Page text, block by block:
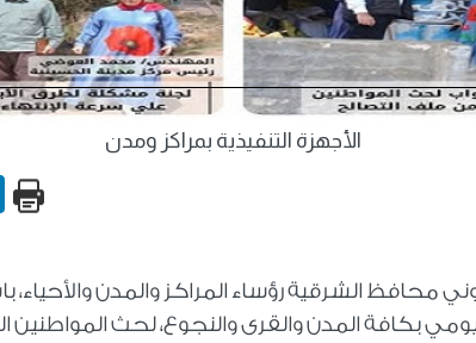
الأجهزة التنفيذية بمراكز ومدن
محافظ الشرقية رؤساء المراكز والمدن والأحياء،
اليومي بكافة المدن والقرى والنجوع، لحث